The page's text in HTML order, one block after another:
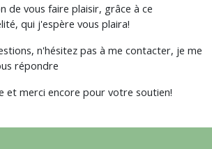
de vous faire plaisir, grâce à ce
qui j'espère vous plaira!
n'hésitez pas à me contacter, je me
répondre
et merci encore pour votre soutien!